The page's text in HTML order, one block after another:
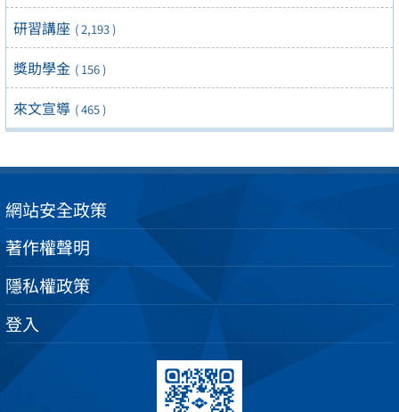
研習講座 ( 2,193 )
獎助學金 ( 156 )
來文宣導 ( 465 )
網站安全政策
著作權聲明
隱私權政策
登入